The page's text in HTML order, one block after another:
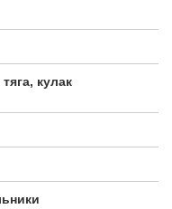
кулак